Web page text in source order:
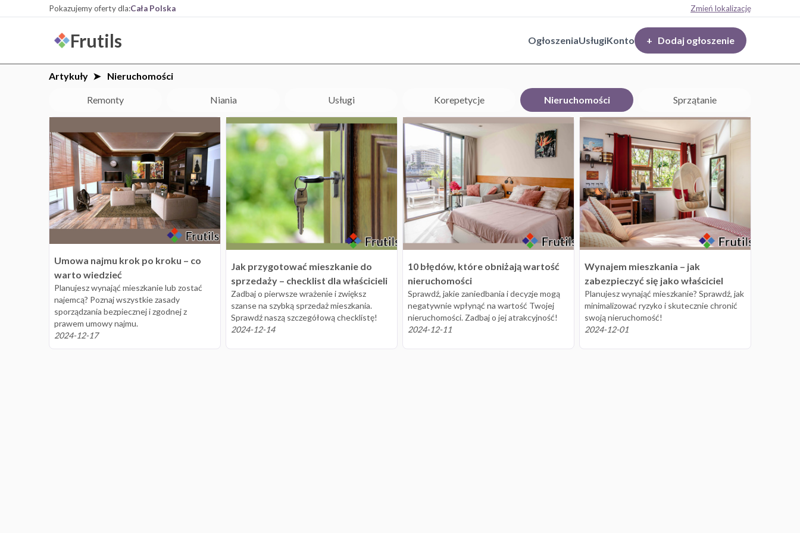
Pokazujemy oferty dla:Cała Polska Zmień lokalizację
Frutils OgłoszeniaUsługiKonto + Dodaj ogłoszenie
Artykuły Nieruchomości
Remonty Niania Usługi Korepetycje Nieruchomości Sprzątanie
Umowa najmu krok po kroku – co
warto wiedzieć
Planujesz wynająć mieszkanie lub zostać
najemcą? Poznaj wszystkie zasady
sporządzania bezpiecznej i zgodnej z
prawem umowy najmu.
2024-12-17
Jak przygotować mieszkanie do
sprzedaży – checklist dla właścicieli
Zadbaj o pierwsze wrażenie i zwiększ
szanse na szybką sprzedaż mieszkania.
Sprawdź naszą szczegółową checklistę!
2024-12-14
10 błędów, które obniżają wartość
nieruchomości
Sprawdź, jakie zaniedbania i decyzje mogą
negatywnie wpłynąć na wartość Twojej
nieruchomości. Zadbaj o jej atrakcyjność!
2024-12-11
Wynajem mieszkania – jak
zabezpieczyć się jako właściciel
Planujesz wynająć mieszkanie? Sprawdź, jak
minimalizować ryzyko i skutecznie chronić
swoją nieruchomość!
2024-12-01